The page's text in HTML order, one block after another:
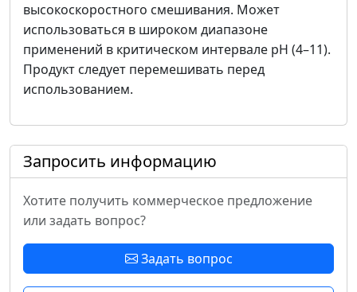
высокоскоростного смешивания. Может
использоваться в широком диапазоне
применений в критическом интервале pH (4–11).
Продукт следует перемешивать перед
использованием.
Запросить информацию
Хотите получить коммерческое предложение
или задать вопрос?
Задать вопрос